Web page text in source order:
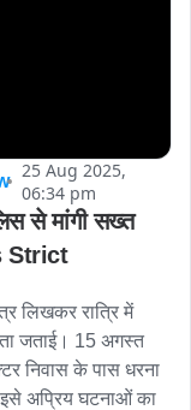
25 Aug 2025,
06:34 pm
से मांगी सख्त
Strict
लिखकर रात्रि में
जताई। 15 अगस्त
निवास के पास धरना
इसे अप्रिय घटनाओं का